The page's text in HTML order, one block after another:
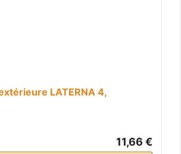
LATERNA 4,
11,66 €